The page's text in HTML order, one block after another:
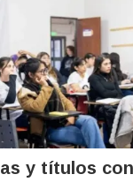
y títulos